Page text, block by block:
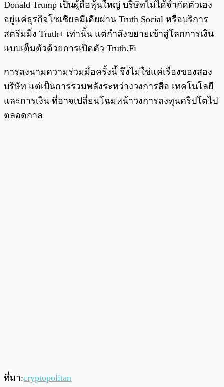
Donald Trump เป็นผู้ถือหุ้นใหญ่ บริษัทไม่ได้จำกัดตัวเอง
อยู่แค่ธุรกิจโซเชียลมีเดียผ่าน Truth Social หรือบริการ
สตรีมมิ่ง Truth+ เท่านั้น แต่กำลังขยายเข้าสู่โลกการเงิน
แบบเต็มตัวด้วยการเปิดตัว Truth.Fi
การลงนามความร่วมมือครั้งนี้ จึงไม่ใช่แค่เรื่องของสอง
บริษัท แต่เป็นการรวมพลังระหว่างวงการสื่อ เทคโนโลยี
และการเงิน ที่อาจเปลี่ยนโฉมหน้าวงการลงทุนคริปโตไป
ตลอดกาล
ที่มา:cryptopolitan